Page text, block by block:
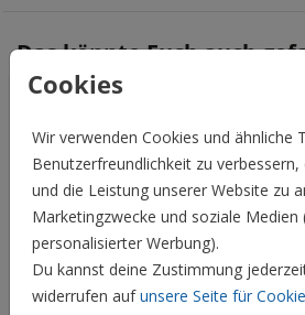
Cookies
Wir verwenden Cookies und ähnliche
Benutzerfreundlichkeit zu
und die Leistung unserer Website zu
Marketingzwecke und soziale Medien
personalisierter Werbung).
Du kannst deine Zustimmung
widerrufen aufunsere Seite für
Das könnte Euch auch